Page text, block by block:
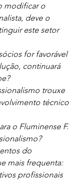
modificar o
deve o
este setor
for favorável
continuará
trouxe
técnico
o Fluminense F.
do
mais frequenta:
profissionais